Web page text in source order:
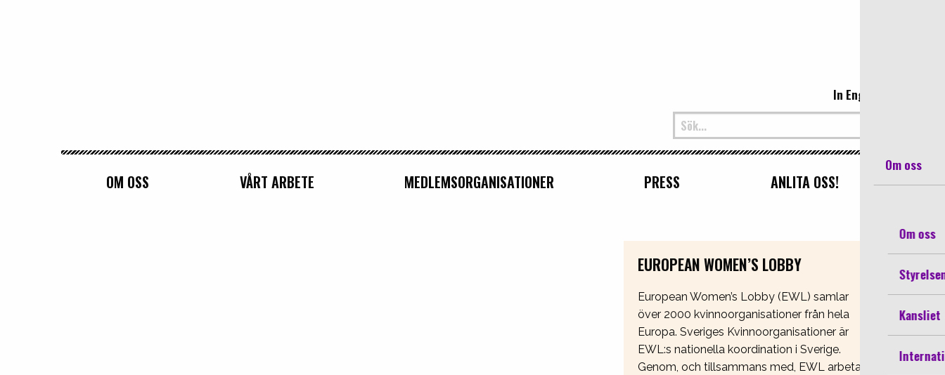
Om oss
Om oss
Kansliet
In English
OM OSS VÅRT ARBETE MEDLEMSORGANISATIONER PRESS ANLITA OSS!
EUROPEAN WOMEN’S LOBBY
European Women’s Lobby (EWL) samlar
över 2000 kvinnoorganisationer från hela
Europa. Sveriges Kvinnoorganisationer är
EWL:s nationella koordination i Sverige.
Genom, och tillsammans med, EWL arbetar